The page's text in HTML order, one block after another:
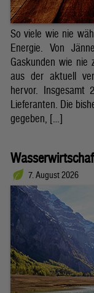
So viele wie nie
Energie. Von
Gaskunden wie nie
aus der aktuell
hervor. Insgesamt
Lieferanten. Die
gegeben, […]
7. August 2026